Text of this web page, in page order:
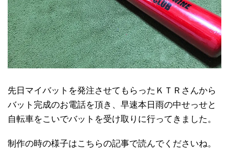
先日マイバットを発注させてもらったＫＴＲさんから
バット完成のお電話を頂き、早速本日雨の中せっせと
自転車をこいでバットを受け取りに行ってきました。
制作の時の様子はこちらの記事で読んでくださいね。